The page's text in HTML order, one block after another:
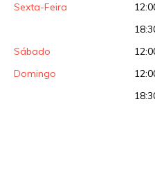
Sexta-Feira
Sábado
Domingo